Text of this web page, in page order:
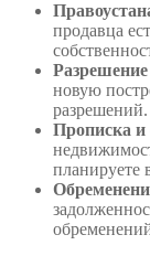
продавца
Разрешение
новую
разрешений.
Прописка и
планируете